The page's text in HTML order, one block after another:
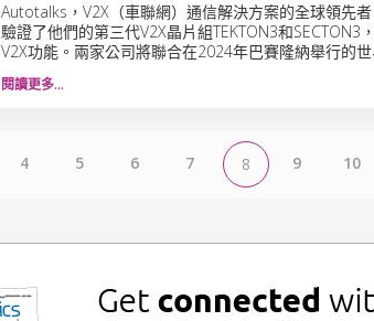
Autotalks，V2X（車聯網）通信解決方案的全球領先
驗證了他們的第三代V2X晶片組TEKTON3和
V2X功能。兩家公司將聯合在2024年巴賽隆納舉行的
閱讀更多…
4 5 6 7 8 9 10